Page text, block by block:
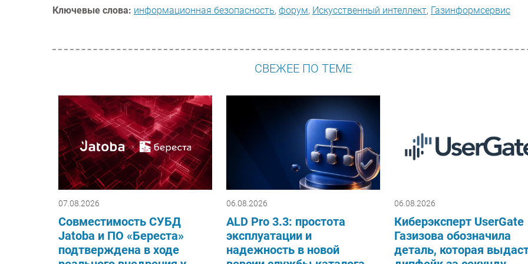
Ключевые слова: информационная безопасность, форум, Искусственный интеллект, Газинформсервис
СВЕЖЕЕ ПО ТЕМЕ
07.08.2026
Совместимость СУБД
Jatoba и ПО «Береста»
подтверждена в ходе
06.08.2026
ALD Pro 3.3: простота
эксплуатации и
надежность в новой
06.08.2026
Киберэксперт UserGate
Газизова обозначила
деталь, которая